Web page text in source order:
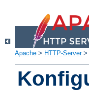
Apache > HTTP-Server>